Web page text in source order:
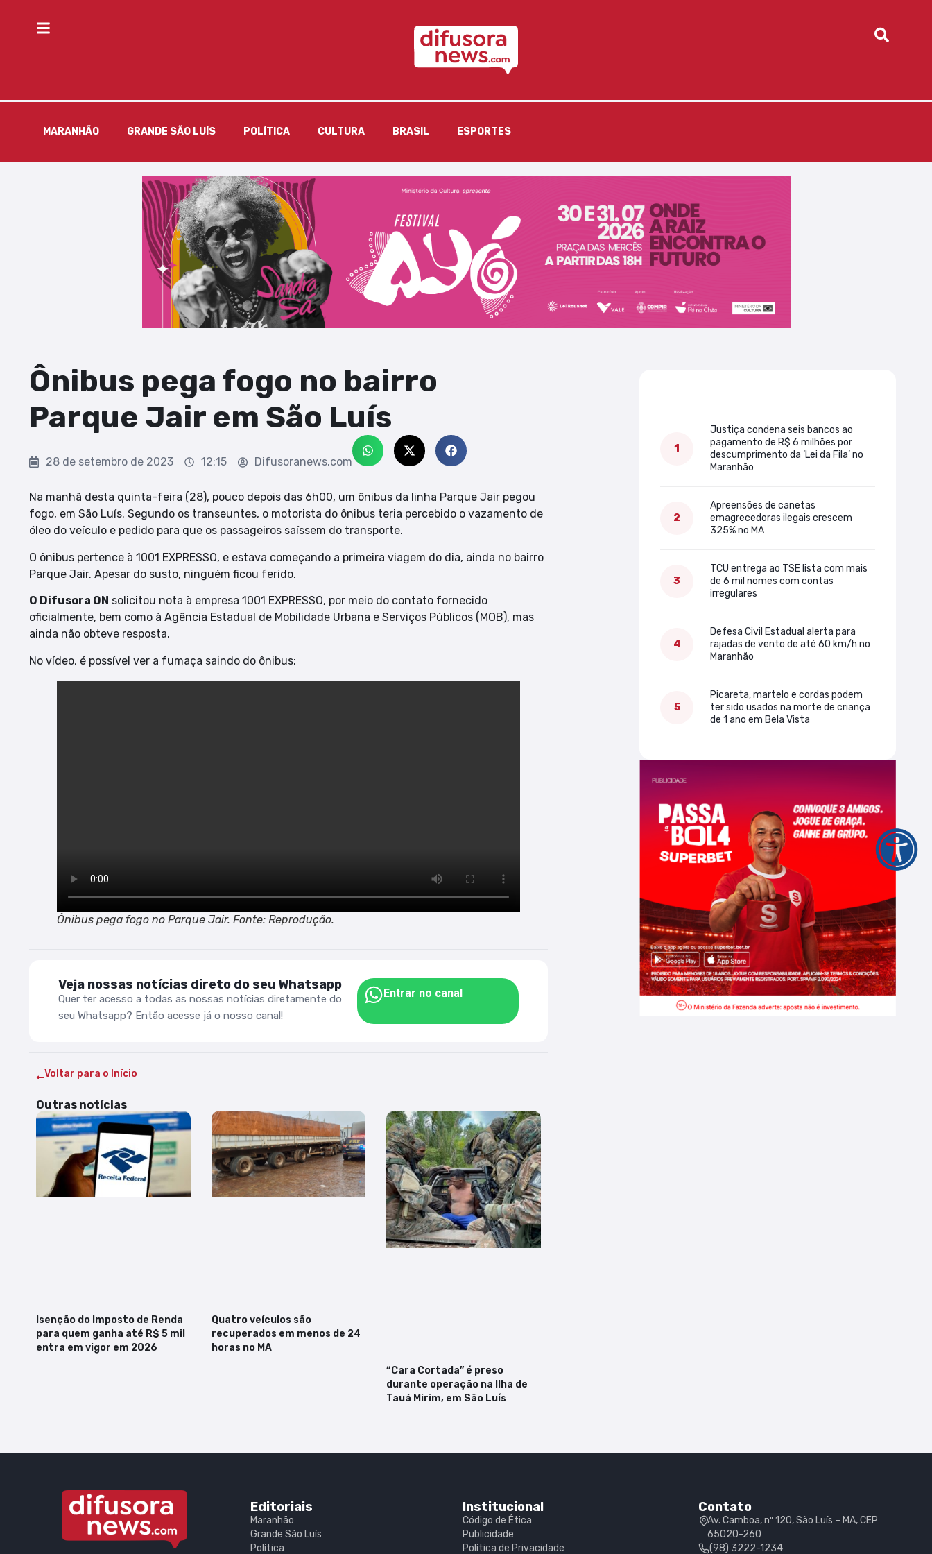
MARANHÃO GRANDE SÃO LUÍS POLÍTICA CULTURA BRASIL ESPORTES
Ônibus pega fogo no bairro
Parque Jair em São Luís
28 de setembro de 2023 12:15 Difusoranews.com
Na manhã desta quinta-feira (28), pouco depois das 6h00, um ônibus da linha Parque Jair pegou
fogo, em São Luís. Segundo os transeuntes, o motorista do ônibus teria percebido o vazamento de
óleo do veículo e pedido para que os passageiros saíssem do transporte.
O ônibus pertence à 1001 EXPRESSO, e estava começando a primeira viagem do dia, ainda no bairro
Parque Jair. Apesar do susto, ninguém ficou ferido.
O Difusora ON solicitou nota à empresa 1001 EXPRESSO, por meio do contato fornecido
oficialmente, bem como à Agência Estadual de Mobilidade Urbana e Serviços Públicos (MOB), mas
ainda não obteve resposta.
No vídeo, é possível ver a fumaça saindo do ônibus:
Ônibus pega fogo no Parque Jair. Fonte: Reprodução.
Veja nossas notícias direto do seu Whatsapp
Quer ter acesso a todas as nossas notícias diretamente do
seu Whatsapp? Então acesse já o nosso canal!
Entrar no canal
Voltar para o Início
Outras notícias
Isenção do Imposto de Renda
para quem ganha até R$ 5 mil
entra em vigor em 2026
Quatro veículos são
recuperados em menos de 24
horas no MA
“Cara Cortada” é preso
durante operação na Ilha de
Tauá Mirim, em São Luís
Justiça condena seis bancos ao
pagamento de R$ 6 milhões por
descumprimento da ‘Lei da Fila’ no
Maranhão
Apreensões de canetas
emagrecedoras ilegais crescem
325% no MA
TCU entrega ao TSE lista com mais
de 6 mil nomes com contas
irregulares
Defesa Civil Estadual alerta para
rajadas de vento de até 60 km/h no
Maranhão
Picareta, martelo e cordas podem
ter sido usados na morte de criança
de 1 ano em Bela Vista
Editoriais
Maranhão
Grande São Luís
Política
Institucional
Código de Ética
Publicidade
Política de Privacidade
Contato
Av. Camboa, nº 120, São Luís – MA, CEP
65020-260
(98) 3222-1234